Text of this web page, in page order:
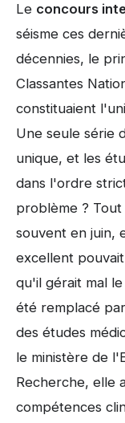
Le concours
séisme ces
décennies, le
Classantes
constituaient
Une seule série
unique, et les
dans l'ordre
problème ? Tout
souvent en juin,
excellent
qu'il gérait mal
été remplacé
des études
le ministère de
Recherche, elle
compétences